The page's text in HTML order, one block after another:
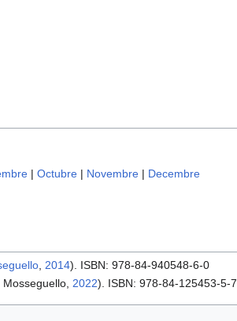
| Octubre | Novembre | Decembre
2014). ISBN: 978-84-940548-6-0
Mosseguello,2022). ISBN: 978-84-125453-5-7